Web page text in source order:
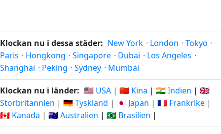
Klockan nu i dessa städer: New York · London · Tokyo ·
Paris · Hongkong · Singapore · Dubai · Los Angeles ·
Shanghai · Peking · Sydney · Mumbai
Klockan nu i länder: 🇺🇸 USA | 🇨🇳 Kina | 🇮🇳 Indien | 🇬🇧
Storbritannien | 🇩🇪 Tyskland | 🇯🇵 Japan | 🇫🇷 Frankrike |
🇨🇦 Kanada | 🇦🇺 Australien | 🇧🇷 Brasilien |